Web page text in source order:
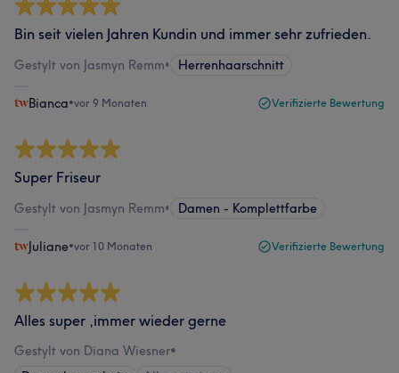
Bin seit vielen Jahren Kundin und immer sehr zufrieden.
Gestylt von Jasmyn Remm• Herrenhaarschnitt
Bianca•vor 9 Monaten Verifizierte Bewertung
Super Friseur
Gestylt von Jasmyn Remm• Damen - Komplettfarbe
Juliane•vor 10 Monaten Verifizierte Bewertung
Alles super ,immer wieder gerne
Gestylt von Diana Wiesner•